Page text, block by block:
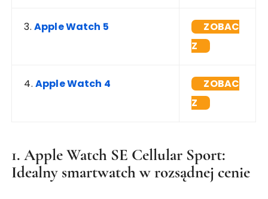
3. Apple Watch 5
ZOBAC
Z
4. Apple Watch 4
ZOBAC
Z
1. Apple Watch SE Cellular Sport:
Idealny smartwatch w rozsądnej cenie